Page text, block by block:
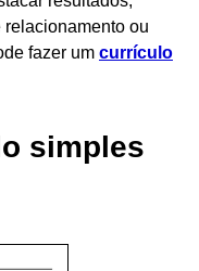
ou
fazer um currículo
simples